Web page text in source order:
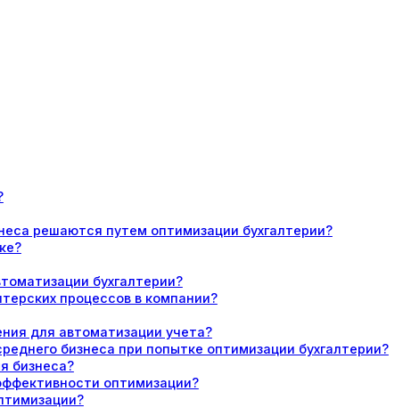
решаются путем оптимизации бухгалтерии?
бухгалтерии?
процессов в компании?
для автоматизации учета?
бизнеса при попытке оптимизации бухгалтерии?
бизнеса?
оптимизации?